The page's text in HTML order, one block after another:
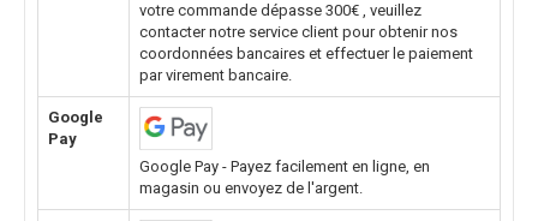
votre commande dépasse 300€ , veuillez
contacter notre service client pour obtenir nos
coordonnées bancaires et effectuer le paiement
par virement bancaire.
Google
Pay
Google Pay - Payez facilement en ligne, en
magasin ou envoyez de l'argent.